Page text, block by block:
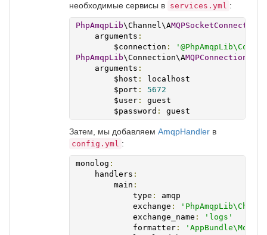
необходимые сервисы в services.yml :
PhpAmqpLib\Channel\AMQPSocketConnection
    arguments
:
        $connection
:
PhpAmqpLib\Connection\AMQPConnection
    arguments
:
        $host
:
localhost
        $port
:
5672
        $user
:
guest
        $password
: guest
Затем, мы добавляем AmqpHandler в
config.yml :
monolog :
    handlers
:
        main
:
            type
:
amqp
            exchange
:
            exchange_name
:
'logs'
            formatter
: